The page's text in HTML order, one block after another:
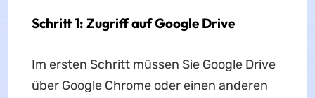
Schritt 1: Zugriff auf Google Drive
Im ersten Schritt müssen Sie Google Drive
über Google Chrome oder einen anderen